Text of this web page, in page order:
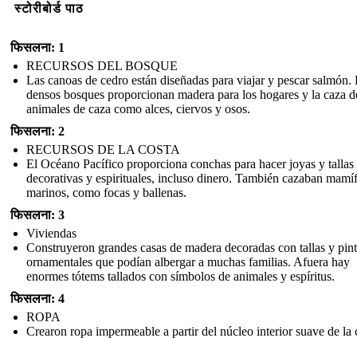
स्टोरीबोर्ड पाठ
फिसलना: 1
RECURSOS DEL BOSQUE
Las canoas de cedro están diseñadas para viajar y pescar salmón.
densos bosques proporcionan madera para los hogares y la caza
animales de caza como alces, ciervos y osos.
फिसलना: 2
RECURSOS DE LA COSTA
El Océano Pacífico proporciona conchas para hacer joyas y tallas
decorativas y espirituales, incluso dinero. También cazaban
marinos, como focas y ballenas.
फिसलना: 3
Viviendas
Construyeron grandes casas de madera decoradas con tallas y
ornamentales que podían albergar a muchas familias. Afuera hay
enormes tótems tallados con símbolos de animales y espíritus.
फिसलना: 4
ROPA
Crearon ropa impermeable a partir del núcleo interior suave de la